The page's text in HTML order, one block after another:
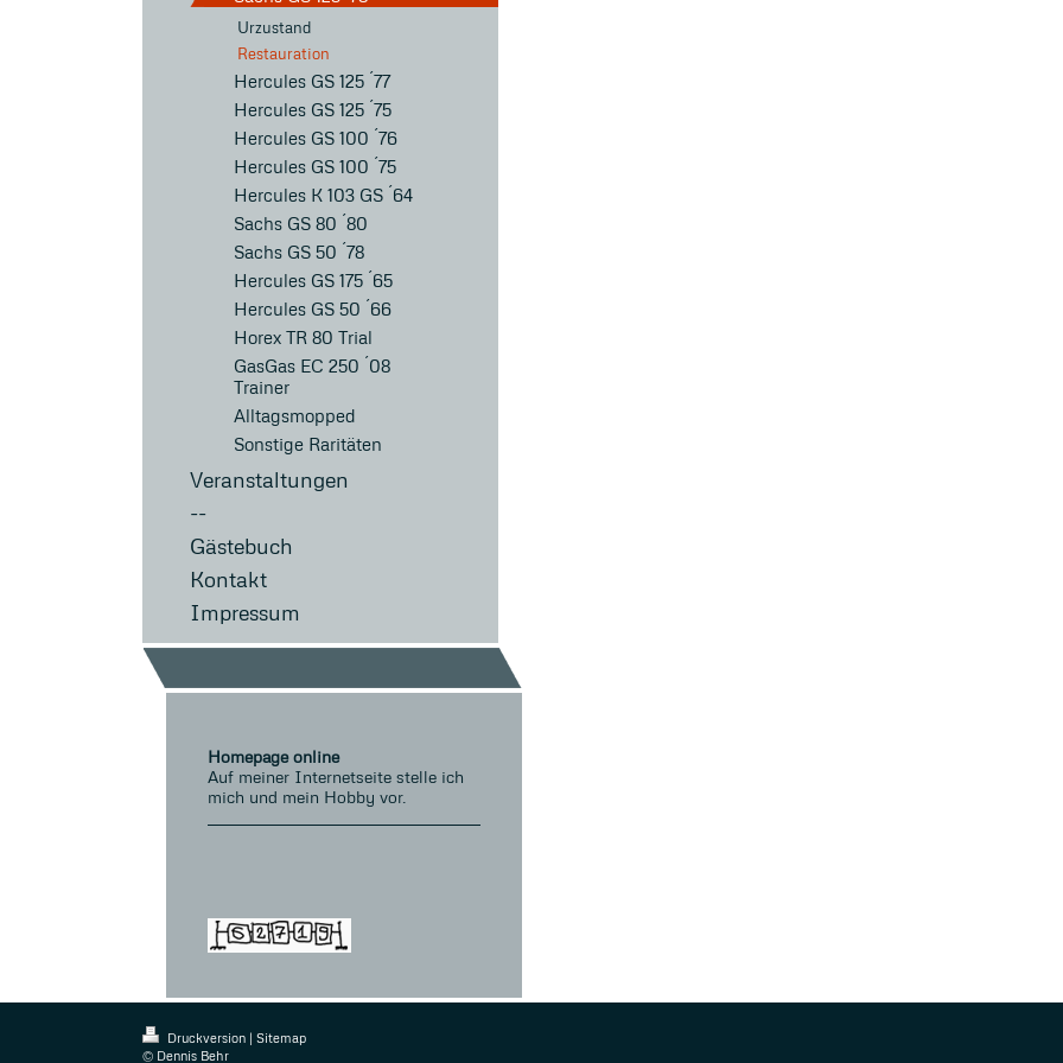
Urzustand
Restauration
Hercules GS 125 ´77
Hercules GS 125 ´75
Hercules GS 100 ´76
Hercules GS 100 ´75
Hercules K 103 GS ´64
Sachs GS 80 ´80
Sachs GS 50 ´78
Hercules GS 175 ´65
Hercules GS 50 ´66
Horex TR 80 Trial
GasGas EC 250 ´08
Trainer
Alltagsmopped
Sonstige Raritäten
Veranstaltungen
--
Gästebuch
Kontakt
Impressum
Homepage online
Auf meiner Internetseite stelle ich
mich und mein Hobby vor.
Druckversion | Sitemap
© Dennis Behr